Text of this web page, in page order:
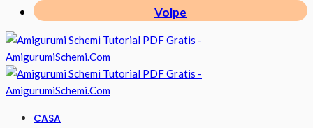
Volpe
CASA